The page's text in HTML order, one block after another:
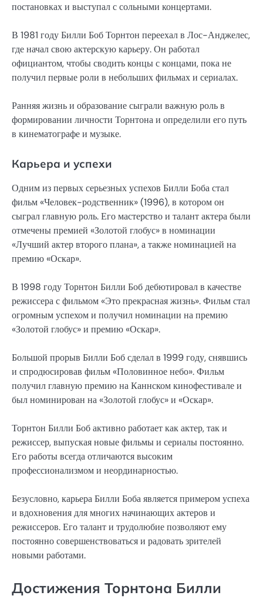
постановках и выступал с сольными концертами.
В 1981 году Билли Боб Торнтон переехал в Лос-Анджелес,
где начал свою актерскую карьеру. Он работал
официантом, чтобы сводить концы с концами, пока не
получил первые роли в небольших фильмах и сериалах.
Ранняя жизнь и образование сыграли важную роль в
формировании личности Торнтона и определили его путь
в кинематографе и музыке.
Карьера и успехи
Одним из первых серьезных успехов Билли Боба стал
фильм «Человек-родственник» (1996), в котором он
сыграл главную роль. Его мастерство и талант актера были
отмечены премией «Золотой глобус» в номинации
«Лучший актер второго плана», а также номинацией на
премию «Оскар».
В 1998 году Торнтон Билли Боб дебютировал в качестве
режиссера с фильмом «Это прекрасная жизнь». Фильм стал
огромным успехом и получил номинации на премию
«Золотой глобус» и премию «Оскар».
Большой прорыв Билли Боб сделал в 1999 году, снявшись
и спродюсировав фильм «Половинное небо». Фильм
получил главную премию на Каннском кинофестивале и
был номинирован на «Золотой глобус» и «Оскар».
Торнтон Билли Боб активно работает как актер, так и
режиссер, выпуская новые фильмы и сериалы постоянно.
Его работы всегда отличаются высоким
профессионализмом и неординарностью.
Безусловно, карьера Билли Боба является примером успеха
и вдохновения для многих начинающих актеров и
режиссеров. Его талант и трудолюбие позволяют ему
постоянно совершенствоваться и радовать зрителей
новыми работами.
Достижения Торнтона Билли